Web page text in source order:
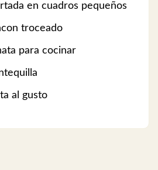
en cuadros pequeños
troceado
para cocinar
al gusto